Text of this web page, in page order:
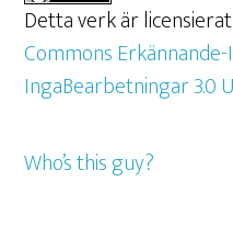
Detta verk är
Commons
IngaBearbetningar 3.0
Who’s this guy?